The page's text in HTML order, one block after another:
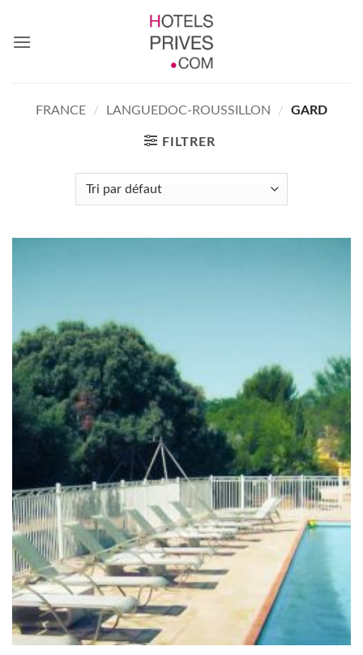
contenu
FRANCE / LANGUEDOC-ROUSSILLON / GARD
FILTRER